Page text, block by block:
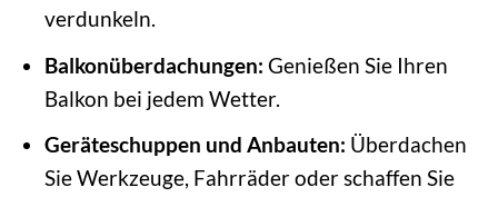
verdunkeln.
Balkonüberdachungen: Genießen Sie Ihren
Balkon bei jedem Wetter.
Geräteschuppen und Anbauten: Überdachen
Sie Werkzeuge, Fahrräder oder schaffen Sie